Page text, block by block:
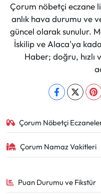
Çorum nöbetçi eczane
anlık hava durumu ve
güncel olarak sunulur.
İskilip ve Alaca'ya
Haber; doğru,
Çorum Nöbetçi
Çorum Namaz Vakitleri
Puan Durumu ve Fikstür